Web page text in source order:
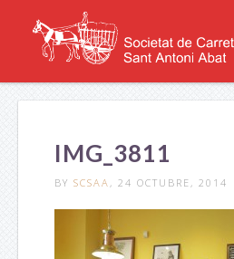
IMG_3811
BY SCSAA , 24 OCTUBRE, 2014